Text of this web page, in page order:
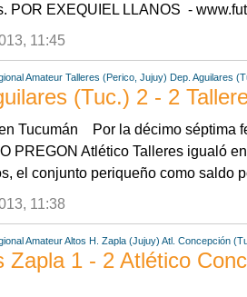
POR EXEQUIEL LLANOS -
11:45
Amateur Talleres (Perico, Jujuy) Dep. Aguilares
(Tuc.) 2 - 2
Tucumán Por la décimo séptima
PREGON Atlético Talleres igualó
el conjunto periqueño como saldo
11:38
AmateurAltos H. Zapla (Jujuy) Atl. Concepción
Zapla 1 - 2 Atlético